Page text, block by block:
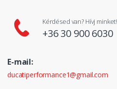
Kérdésed van? Hívj minket!
+36 30 900 6030
E-mail:
ducatiperformance1@gmail.com